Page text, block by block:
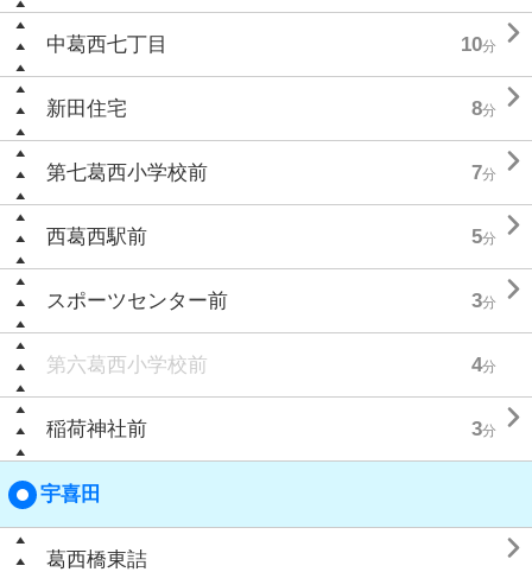
中葛西七丁目 10分 
新田住宅 8分 
第七葛西小学校前 7分 
西葛西駅前 5分 
スポーツセンター前 3分 
第六葛西小学校前 4分
稲荷神社前 3分 
宇喜田
葛西橋東詰 